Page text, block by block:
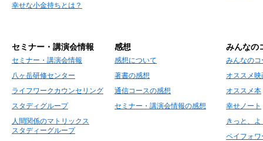
幸せな小金持ちとは？
セミナー・講演会情報
セミナー・講演会情報
八ヶ岳研修センター
ライフワークカウンセリング
スタディグループ
人間関係のマトリックス
スタディーグループ
感想
感想について
著書の感想
通信コースの感想
セミナー・講演会情報の感想
みんなの
みんなの
オススメ映
オススメ本
幸せノート
きっと、
ペイフォワ